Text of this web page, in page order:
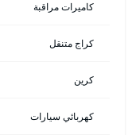
كاميرات مراقبة
كراج متنقل
كرين
كهربائي سيارات